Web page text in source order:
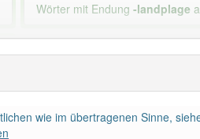
Wörter mit Endung-landplage
wie im übertragenen Sinne,